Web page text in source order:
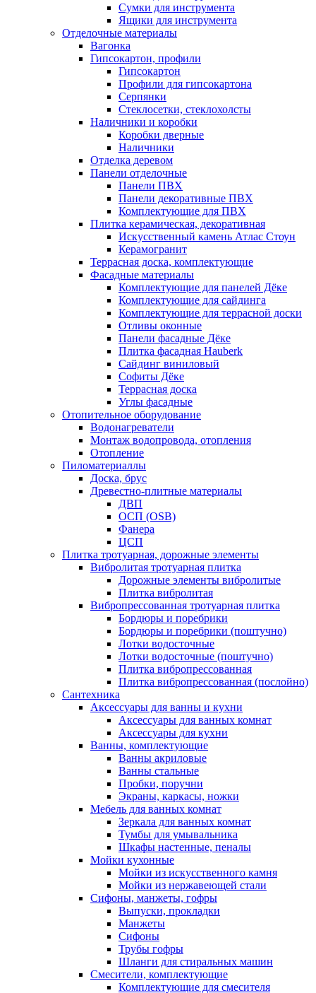
Сумки для инструмента
Ящики для инструмента
Отделочные материалы
Вагонка
Гипсокартон, профили
Гипсокартон
Профили для гипсокартона
Серпянки
Стеклосетки, стеклохолсты
Наличники и коробки
Коробки дверные
Наличники
Отделка деревом
Панели отделочные
Панели ПВХ
Панели декоративные ПВХ
Комплектующие для ПВХ
Плитка керамическая, декоративная
Искусственный камень Атлас Стоун
Керамогранит
Террасная доска, комплектующие
Фасадные материалы
Комплектующие для панелей Дёке
Комплектующие для сайдинга
Комплектующие для террасной доски
Отливы оконные
Панели фасадные Дёке
Плитка фасадная Hauberk
Сайдинг виниловый
Софиты Дёке
Террасная доска
Углы фасадные
Отопительное оборудование
Водонагреватели
Монтаж водопровода, отопления
Отопление
Пиломатериаллы
Доска, брус
Древестно-плитные материалы
ДВП
ОСП (OSB)
Фанера
ЦСП
Плитка тротуарная, дорожные элементы
Вибролитая тротуарная плитка
Дорожные элементы вибролитые
Плитка вибролитая
Вибропрессованная тротуарная плитка
Бордюры и поребрики
Бордюры и поребрики (поштучно)
Лотки водосточные
Лотки водосточные (поштучно)
Плитка вибропрессованная
Плитка вибропрессованная (послойно)
Сантехника
Аксессуары для ванны и кухни
Аксессуары для ванных комнат
Аксессуары для кухни
Ванны, комплектующие
Ванны акриловые
Ванны стальные
Пробки, поручни
Экраны, каркасы, ножки
Мебель для ванных комнат
Зеркала для ванных комнат
Тумбы для умывальника
Шкафы настенные, пеналы
Мойки кухонные
Мойки из искусственного камня
Мойки из нержавеющей стали
Сифоны, манжеты, гофры
Выпуски, прокладки
Манжеты
Сифоны
Трубы гофры
Шланги для стиральных машин
Смесители, комплектующие
Комплектующие для смесителя